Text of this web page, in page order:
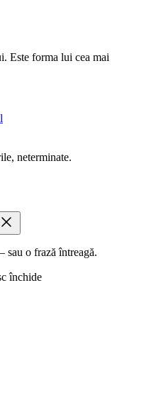
Este forma lui cea mai
neterminate.
o frază întreagă.
închide